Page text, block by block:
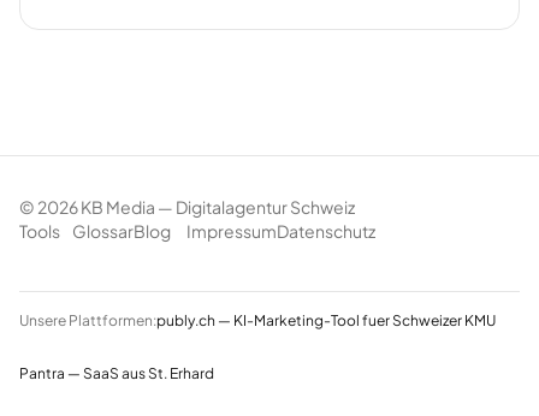
© 2026KB Media — Digitalagentur Schweiz
Tools
GlossarBlog ImpressumDatenschutz
Unsere Plattformen:publy.ch — KI-Marketing-Tool fuer Schweizer KMU
Pantra — SaaS aus St. Erhard